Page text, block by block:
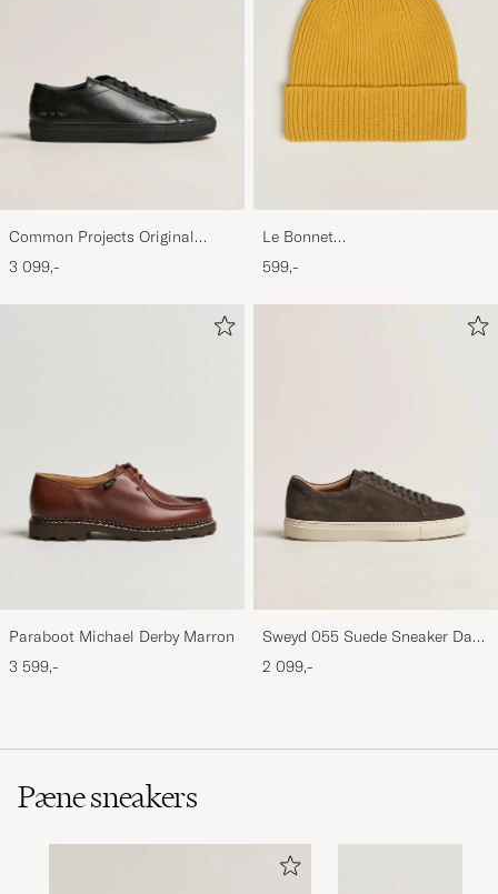
Common Projects Original
Achilles Sneaker Black
3 099,-
Le Bonnet
Lambswool/Caregora Beanie
Mustard
599,-
Paraboot Michael Derby Marron
3 599,-
Sweyd 055 Suede Sneaker Dark
Grey
2 099,-
Pæne sneakers